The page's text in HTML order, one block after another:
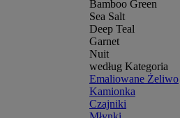
Bamboo Green
Sea Salt
Deep Teal
Garnet
Nuit
według Kategoria
Emaliowane Żeliwo
Kamionka
Czajniki